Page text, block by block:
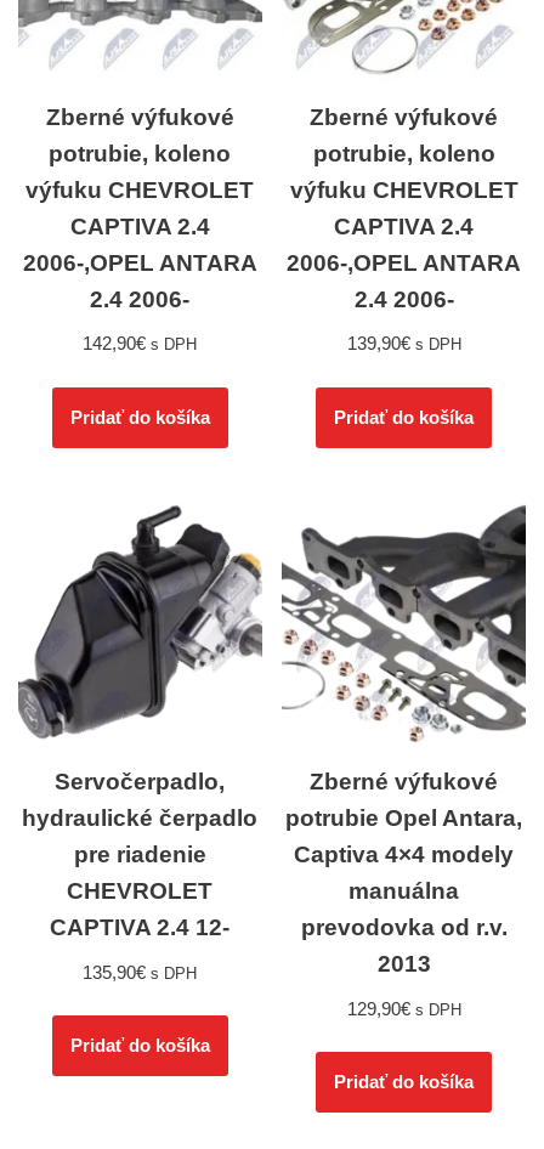
Zberné výfukové
potrubie, koleno
výfuku CHEVROLET
CAPTIVA 2.4
2006-,OPEL ANTARA
2.4 2006-
142,90€ s DPH
Pridať do košíka
Zberné výfukové
potrubie, koleno
výfuku CHEVROLET
CAPTIVA 2.4
2006-,OPEL ANTARA
2.4 2006-
139,90€ s DPH
Pridať do košíka
Servočerpadlo,
hydraulické čerpadlo
pre riadenie
CHEVROLET
CAPTIVA 2.4 12-
135,90€ s DPH
Pridať do košíka
Zberné výfukové
potrubie Opel Antara,
Captiva 4×4 modely
manuálna
prevodovka od r.v.
2013
129,90€ s DPH
Pridať do košíka